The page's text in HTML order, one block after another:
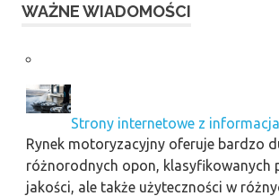
WAŻNE WIADOMOŚCI
Strony internetowe z
Rynek motoryzacyjny oferuje bardzo
różnorodnych opon, klasyfikowanych
jakości, ale także użyteczności w